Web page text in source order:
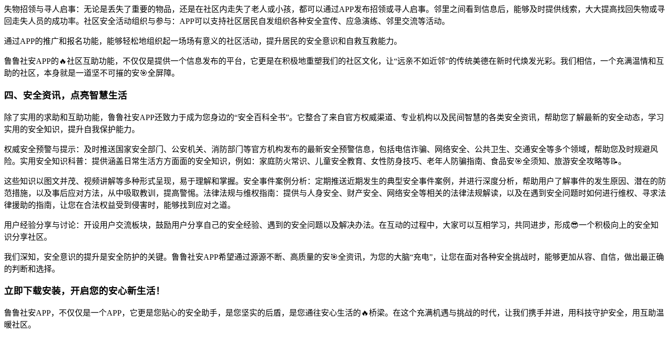
失物招领与寻人启事：无论是丢失了重要的物品，还是在社区内走失了老人或小孩，都可以通过APP发布招领或寻人启事。邻里之间看到信息后，能够及时提供线索，大大提高找回失物或寻
回走失人员的成功率。社区安全活动组织与参与：APP可以支持社区居民自发组织各种安全宣传、应急演练、邻里交流等活动。
通过APP的推广和报名功能，能够轻松地组织起一场场有意义的社区活动，提升居民的安全意识和自救互救能力。
鲁鲁社安APP的🔥社区互助功能，不仅仅是提供一个信息发布的平台，它更是在积极地重塑我们的社区文化，让“远亲不如近邻”的传统美德在新时代焕发光彩。我们相信，一个充满温情和互
助的社区，本身就是一道坚不可摧的安🎯全屏障。
四、安全资讯，点亮智慧生活
除了实用的求助和互助功能，鲁鲁社安APP还致力于成为您身边的“安全百科全书”。它整合了来自官方权威渠道、专业机构以及民间智慧的各类安全资讯，帮助您了解最新的安全动态，学习
实用的安全知识，提升自我保护能力。
权威安全预警与提示：及时推送国家安全部门、公安机关、消防部门等官方机构发布的最新安全预警信息，包括电信诈骗、网络安全、公共卫生、交通安全等多个领域，帮助您及时规避风
险。实用安全知识科普：提供涵盖日常生活方方面面的安全知识，例如：家庭防火常识、儿童安全教育、女性防身技巧、老年人防骗指南、食品安🎯全须知、旅游安全攻略等📝。
这些知识以图文并茂、视频讲解等多种形式呈现，易于理解和掌握。安全事件案例分析：定期推送近期发生的典型安全事件案例，并进行深度分析，帮助用户了解事件的发生原因、潜在的防
范措施，以及事后应对方法，从中吸取教训，提高警惕。法律法规与维权指南：提供与人身安全、财产安全、网络安全等相关的法律法规解读，以及在遇到安全问题时如何进行维权、寻求法
律援助的指南，让您在合法权益受到侵害时，能够找到应对之道。
用户经验分享与讨论：开设用户交流板块，鼓励用户分享自己的安全经验、遇到的安全问题以及解决办法。在互动的过程中，大家可以互相学习，共同进步，形成😎一个积极向上的安全知
识分享社区。
我们深知，安全意识的提升是安全防护的关键。鲁鲁社安APP希望通过源源不断、高质量的安🎯全资讯，为您的大脑“充电”，让您在面对各种安全挑战时，能够更加从容、自信，做出最正确
的判断和选择。
立即下载安装，开启您的安心新生活！
鲁鲁社安APP，不仅仅是一个APP，它更是您贴心的安全助手，是您坚实的后盾，是您通往安心生活的🔥桥梁。在这个充满机遇与挑战的时代，让我们携手并进，用科技守护安全，用互助温
暖社区。